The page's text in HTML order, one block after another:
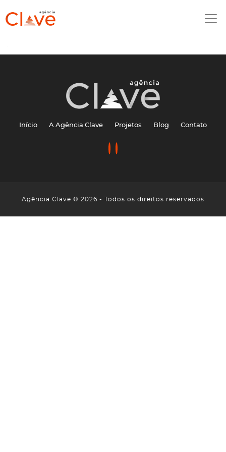
Início A Agência Clave Projetos Blog Contato
Agência Clave © 2026 - Todos os direitos reservados